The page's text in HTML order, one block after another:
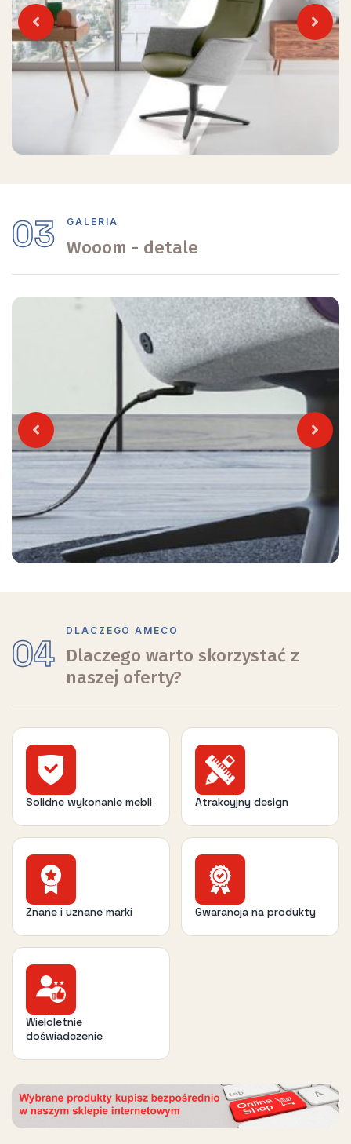
Previous Next
03 GALERIA
Wooom - detale
Previous Next
04
DLACZEGO AMECO
Dlaczego warto skorzystać z
naszej oferty?
Solidne wykonanie mebli Atrakcyjny design
Znane i uznane marki Gwarancja na produkty
Wieloletnie
doświadczenie